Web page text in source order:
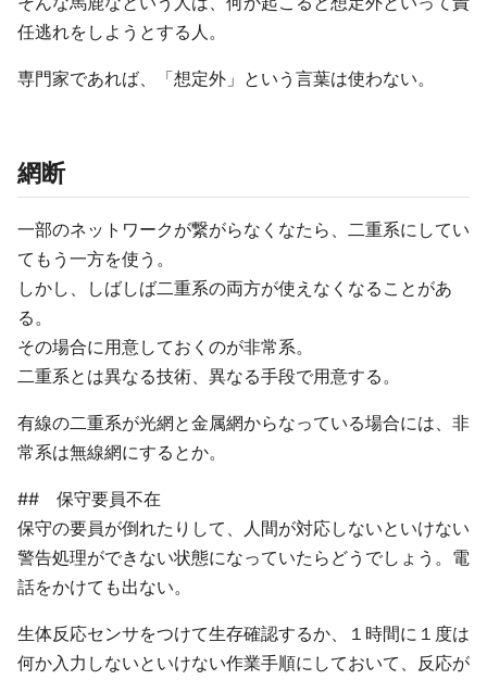
任逃れをしようとする人。
専門家であれば、「想定外」という言葉は使わない。
網断
一部のネットワークが繋がらなくなたら、二重系にしてい
てもう一方を使う。
しかし、しばしば二重系の両方が使えなくなることがあ
る。
その場合に用意しておくのが非常系。
二重系とは異なる技術、異なる手段で用意する。
有線の二重系が光網と金属網からなっている場合には、非
常系は無線網にするとか。
## 保守要員不在
保守の要員が倒れたりして、人間が対応しないといけない
警告処理ができない状態になっていたらどうでしょう。電
話をかけても出ない。
生体反応センサをつけて生存確認するか、１時間に１度は
何か入力しないといけない作業手順にしておいて、反応が